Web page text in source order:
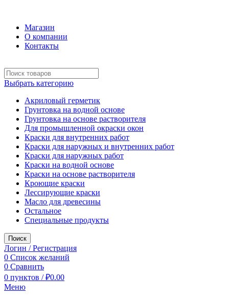
Магазин
О компании
Контакты
Выбрать категорию
Акриловый герметик
Грунтовка на водной основе
Грунтовка на основе растворителя
Для промышленной окраски окон
Краски для внутренних работ
Краски для наружных и внутренних работ
Краски для наружных работ
Краски на водной основе
Краски на основе растворителя
Кроющие краски
Лессирующие краски
Масло для древесины
Остальное
Специальные продукты
Поиск
Логин / Регистрация
0 Список желаний
0 Сравнить
0 пунктов / ₽0.00
Меню